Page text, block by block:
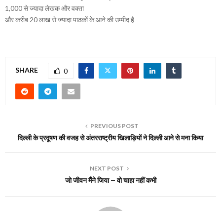
1,000 से ज्यादा लेखक और वक्ता
और करीब 20 लाख से ज्यादा पाठकों के आने की उम्मीद है
SHARE 0
PREVIOUS POST
दिल्ली के प्रदूषण की वजह से अंतरराष्ट्रीय खिलाड़ियों ने दिल्ली आने से मना किया
NEXT POST
जो जीवन मैंने जिया – वो चाहा नहीं कभी